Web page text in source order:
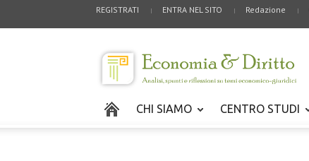
REGISTRATI ENTRA NEL SITO Redazione
CHI SIAMO CENTRO STUDI